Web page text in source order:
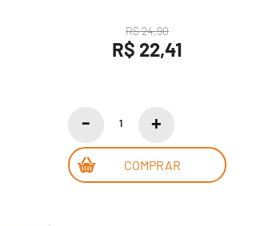
R$ 24,90
R$ 22,41
COMPRAR